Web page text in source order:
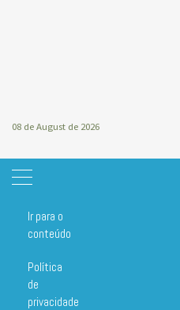
08 de August de 2026
Ir para o
conteúdo
Política
de
privacidade
Home home
home